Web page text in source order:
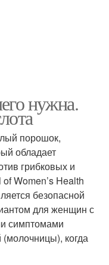
нужна.
порошок,
обладает
грибковых и
Women’s Health
безопасной
для женщин с
симптомами
когда